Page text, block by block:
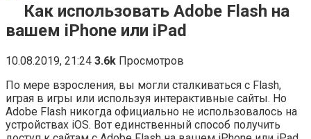
Как использовать Adobe Flash на
вашем iPhone или iPad
10.08.2019, 21:24 3.6k Просмотров
По мере взросления, вы могли сталкиваться с Flash,
играя в игры или используя интерактивные сайты. Но
Adobe Flash никогда официально не использовалось на
устройствах iOS. Вот единственный способ получить